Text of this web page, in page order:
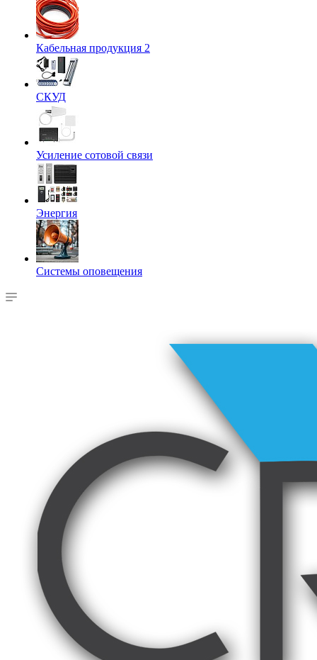
Кабельная продукция 2
СКУД
Усиление сотовой связи
Энергия
Системы оповещения